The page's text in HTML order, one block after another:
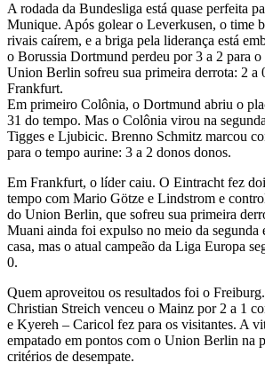
A rodada da Bundesliga está quase perfeita
Munique. Após golear o Leverkusen, o time
rivais caírem, e a briga pela liderança está
o Borussia Dortmund perdeu por 3 a 2 para
Union Berlin sofreu sua primeira derrota: 2 a
Frankfurt.
Em primeiro Colônia, o Dortmund abriu o
31 do tempo. Mas o Colônia virou na
Tigges e Ljubicic. Brenno Schmitz marcou
para o tempo aurine: 3 a 2 donos donos.
Em Frankfurt, o líder caiu. O Eintracht fez
tempo com Mario Götze e Lindstrom e
do Union Berlin, que sofreu sua primeira
Muani ainda foi expulso no meio da segunda
casa, mas o atual campeão da Liga Europa
0.
Quem aproveitou os resultados foi o
Christian Streich venceu o Mainz por 2 a 1
e Kyereh – Caricol fez para os visitantes. A
empatado em pontos com o Union Berlin na
critérios de desempate.